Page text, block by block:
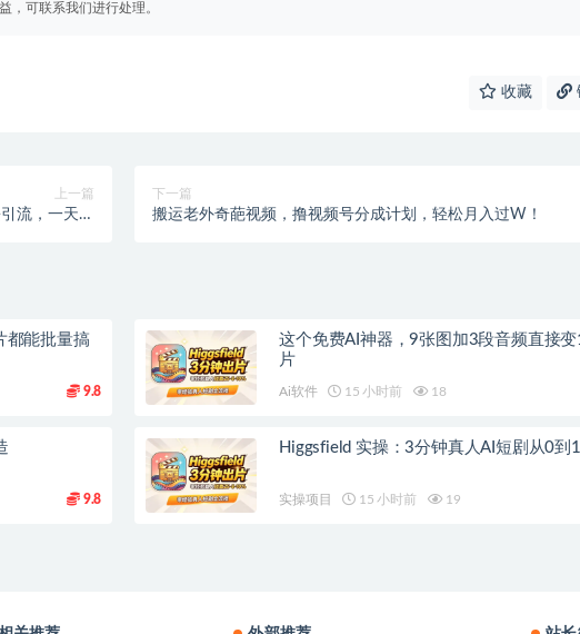
，可联系我们进行处理。
收藏
上一篇
流，一天涨
下一篇
搬运老外奇葩视频，撸视频号分成计划，轻松月入过W！
都能批量搞
9.8
这个免费AI神器，9张图加3段音频直接
片
Ai软件 15 小时前 18
9.8
Higgsfield 实操：3分钟真人AI短剧从0到
实操项目 15 小时前 19